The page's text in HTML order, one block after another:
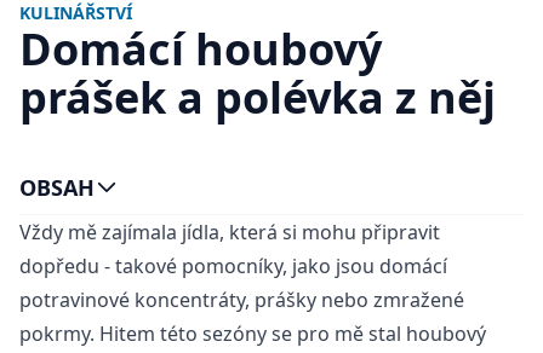
KULINÁŘSTVÍ
Domácí houbový
prášek a polévka z něj
Vždy mě zajímala jídla, která si mohu připravit
dopředu - takové pomocníky, jako jsou domácí
potravinové koncentráty, prášky nebo zmražené
pokrmy. Hitem této sezóny se pro mě stal houbový
OBSAH